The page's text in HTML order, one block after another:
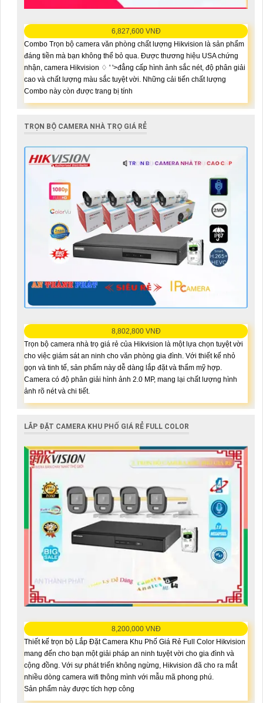
6,827,600 VNĐ
Combo Trọn bộ camera văn phòng chất lượng Hikvision là sản phẩm
đáng tiền mà bạn không thể bỏ qua. Được thương hiệu USA chứng
nhận, camera Hikvision ♢ ' '>đẳng cấp hình ảnh sắc nét, độ phân giải
cao và chất lượng màu sắc tuyệt vời. Những cải tiến chất lượng
Combo này còn được trang bị tính
TRỌN BỘ CAMERA NHÀ TRỌ GIÁ RẺ
8,802,800 VNĐ
Trọn bộ camera nhà trọ giá rẻ của Hikvision là một lựa chọn tuyệt vời
cho việc giám sát an ninh cho văn phòng gia đình. Với thiết kế nhỏ
gọn và tinh tế, sản phẩm này dễ dàng lắp đặt và thẩm mỹ hợp.
Camera có độ phân giải hình ảnh 2.0 MP, mang lại chất lượng hình
ảnh rõ nét và chi tiết.
LẮP ĐẶT CAMERA KHU PHỐ GIÁ RẺ FULL COLOR
8,200,000 VNĐ
Thiết kế trọn bộ Lắp Đặt Camera Khu Phố Giá Rẻ Full Color Hikvision
mang đến cho bạn một giải pháp an ninh tuyệt vời cho gia đình và
cộng đồng. Với sự phát triển không ngừng, Hikvision đã cho ra mắt
nhiều dòng camera wifi thông mình với mẫu mã phong phú.
Sản phẩm này được tích hợp công